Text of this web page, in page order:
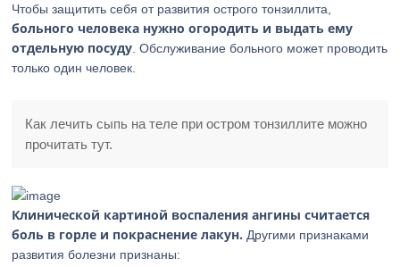
Чтобы защитить себя от развития острого тонзиллита,
больного человека нужно огородить и выдать ему
отдельную посуду . Обслуживание больного может проводить
только один человек.
Как лечить сыпь на теле при остром тонзиллите можно
прочитать тут.
Клинической картиной воспаления ангины считается
боль в горле и покраснение лакун. Другими признаками
развития болезни признаны: